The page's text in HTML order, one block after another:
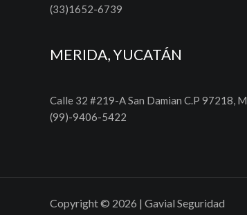
(33)1652-6739
MERIDA, YUCATÁN
Calle 32 #219-A San Damian C.P 97218,
(99)-9406-5422
Copyright © 2026 | Gavial Seguridad